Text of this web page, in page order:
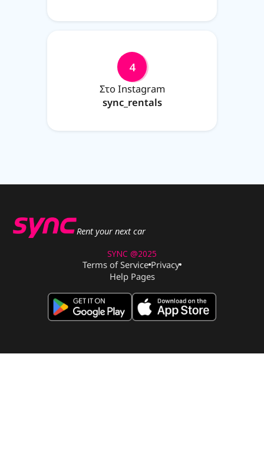
4
Στο Instagram
sync_rentals
Rent your next car
SYNC @2025
Terms of Service Privacy
Help Pages